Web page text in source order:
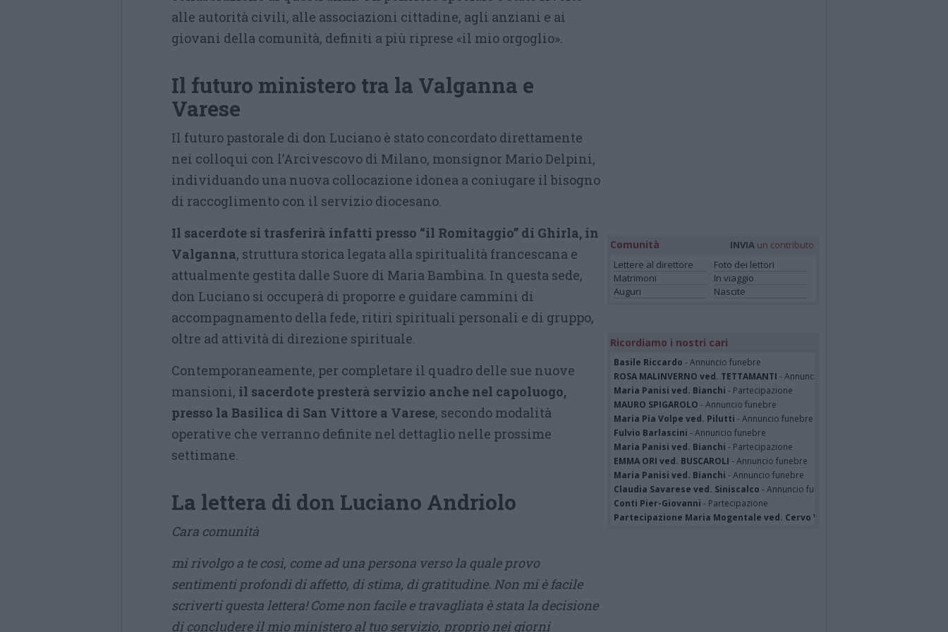
alle autorità civili, alle associazioni cittadine, agli anziani e ai
giovani della comunità, definiti a più riprese «il mio orgoglio».
Il futuro ministero tra la Valganna e
Varese
Il futuro pastorale di don Luciano è stato concordato direttamente
nei colloqui con l’Arcivescovo di Milano, monsignor Mario Delpini,
individuando una nuova collocazione idonea a coniugare il bisogno
di raccoglimento con il servizio diocesano.
Il sacerdote si trasferirà infatti presso “il Romitaggio” di Ghirla, in
Valganna, struttura storica legata alla spiritualità francescana e
attualmente gestita dalle Suore di Maria Bambina. In questa sede,
don Luciano si occuperà di proporre e guidare cammini di
accompagnamento della fede, ritiri spirituali personali e di gruppo,
oltre ad attività di direzione spirituale.
Contemporaneamente, per completare il quadro delle sue nuove
mansioni, il sacerdote presterà servizio anche nel capoluogo,
presso la Basilica di San Vittore a Varese, secondo modalità
operative che verranno definite nel dettaglio nelle prossime
settimane.
La lettera di don Luciano Andriolo
Cara comunità
mi rivolgo a te così, come ad una persona verso la quale provo
sentimenti profondi di affetto, di stima, di gratitudine. Non mi è facile
scriverti questa lettera! Come non facile e travagliata è stata la decisione
di concludere il mio ministero al tuo servizio, proprio nei giorni
Comunità INVIA un contributo
Lettere al direttore
Foto dei lettori
Matrimoni
In viaggio
Auguri
Nascite
Ricordiamo i nostri cari
Basile Riccardo - Annuncio funebre
ROSA MALINVERNO ved. TETTAMANTI - Annuncio funebre
Maria Panisi ved. Bianchi - Partecipazione
MAURO SPIGAROLO - Annuncio funebre
Maria Pia Volpe ved. Pilutti - Annuncio funebre
Fulvio Barlascini - Annuncio funebre
Maria Panisi ved. Bianchi - Partecipazione
EMMA ORI ved. BUSCAROLI - Annuncio funebre
Maria Panisi ved. Bianchi - Annuncio funebre
Claudia Savarese ved. Siniscalco - Annuncio funebre
Conti Pier-Giovanni - Partecipazione
Partecipazione Maria Mogentale ved. Cervo Varese